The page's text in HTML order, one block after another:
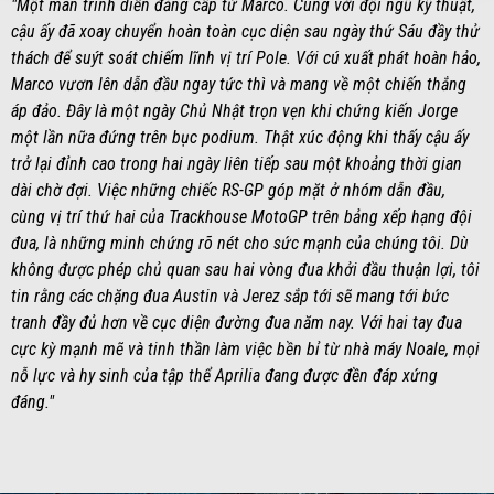
"Một màn trình diễn đẳng cấp từ Marco. Cùng với đội ngũ kỹ thuật,
cậu ấy đã xoay chuyển hoàn toàn cục diện sau ngày thứ Sáu đầy thử
thách để suýt soát chiếm lĩnh vị trí Pole. Với cú xuất phát hoàn hảo,
Marco vươn lên dẫn đầu ngay tức thì và mang về một chiến thắng
áp đảo. Đây là một ngày Chủ Nhật trọn vẹn khi chứng kiến Jorge
một lần nữa đứng trên bục podium. Thật xúc động khi thấy cậu ấy
trở lại đỉnh cao trong hai ngày liên tiếp sau một khoảng thời gian
dài chờ đợi. Việc những chiếc RS-GP góp mặt ở nhóm dẫn đầu,
cùng vị trí thứ hai của Trackhouse MotoGP trên bảng xếp hạng đội
đua, là những minh chứng rõ nét cho sức mạnh của chúng tôi. Dù
không được phép chủ quan sau hai vòng đua khởi đầu thuận lợi, tôi
tin rằng các chặng đua Austin và Jerez sắp tới sẽ mang tới bức
tranh đầy đủ hơn về cục diện đường đua năm nay. Với hai tay đua
cực kỳ mạnh mẽ và tinh thần làm việc bền bỉ từ nhà máy Noale, mọi
nỗ lực và hy sinh của tập thể Aprilia đang được đền đáp xứng
đáng."